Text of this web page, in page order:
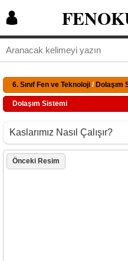
6. Sınıf Fen ve Teknoloji / Dolaşım
Dolaşım Sistemi
Kaslarımız Nasıl Çalışır?
Önceki Resim